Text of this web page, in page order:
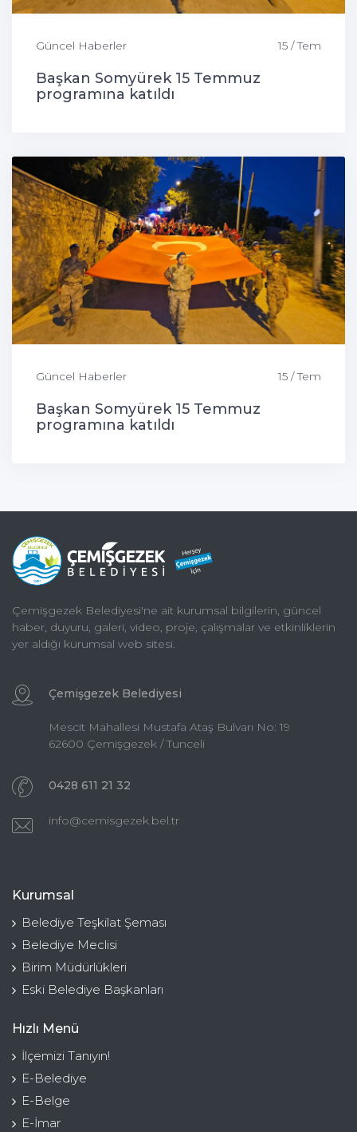
Güncel Haberler 15 / Tem
Başkan Somyürek 15 Temmuz
programına katıldı
Güncel Haberler 15 / Tem
Başkan Somyürek 15 Temmuz
programına katıldı
Çemişgezek Belediyesi'ne ait kurumsal bilgilerin, güncel
haber, duyuru, galeri, video, proje, çalışmalar ve etkinliklerin
yer aldığı kurumsal web sitesi.
Çemişgezek Belediyesi
Mescit Mahallesi Mustafa Ataş Bulvarı No: 19
62600 Çemişgezek / Tunceli
0428 611 21 32
info@cemisgezek.bel.tr
Kurumsal
Belediye Teşkilat Şeması
Belediye Meclisi
Birim Müdürlükleri
Eski Belediye Başkanları
Hızlı Menü
İlçemizi Tanıyın!
E-Belediye
E-Belge
E-İmar